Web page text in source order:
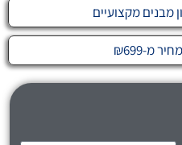
מבנים מקצועיים
מ-₪699